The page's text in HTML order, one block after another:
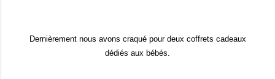
Dernièrement nous avons craqué pour deux coffrets cadeaux
dédiés aux bébés.